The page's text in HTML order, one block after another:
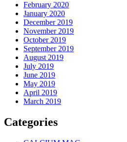
February 2020
January 2020
December 2019
November 2019
October 2019
September 2019
August 2019
July 2019
June 2019
May 2019
April 2019
March 2019
Categories